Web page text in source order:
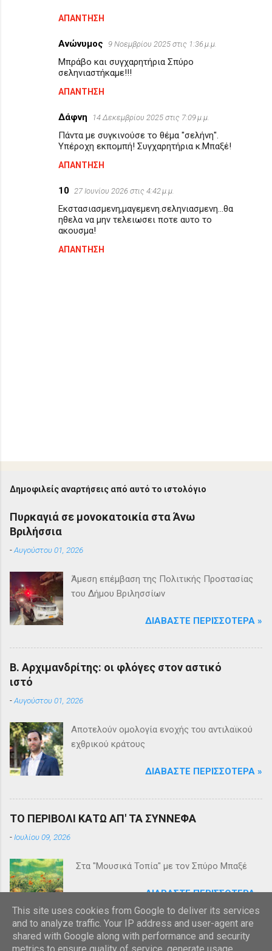
ΑΠΆΝΤΗΣΗ
Ανώνυμος 9 Νοεμβρίου 2025 στις 1:36 μ.μ.
Μπράβο και συγχαρητήρια Σπύρο
σεληνιαστήκαμε!!!
ΑΠΆΝΤΗΣΗ
Δάφνη 14 Δεκεμβρίου 2025 στις 7:09 μ.μ.
Πάντα με συγκινούσε το θέμα "σελήνη".
Υπέροχη εκπομπή! Συγχαρητήρια κ.Μπαξέ!
ΑΠΆΝΤΗΣΗ
10 27 Ιουνίου 2026 στις 4:42 μ.μ.
Εκστασιασμενη,μαγεμενη.σεληνιασμενη...θα
ηθελα να μην τελειωσει ποτε αυτο το
ακουσμα!
ΑΠΆΝΤΗΣΗ
ο
ε
υ
η
χ
ο
λ
ί
ο
Δημοφιλείς αναρτήσεις από αυτό το ιστολόγιο
Πυρκαγιά σε μονοκατοικία στα Άνω
Βριλήσσια
-Αυγούστου 01, 2026
Άμεση επέμβαση της Πολιτικής Προστασίας
του Δήμου Βριλησσίων
ΔΙΑΒΆΣΤΕ ΠΕΡΙΣΣΌΤΕΡΑ »
Β. Αρχιμανδρίτης: οι φλόγες στον αστικό
ιστό
-Αυγούστου 01, 2026
Αποτελούν ομολογία ενοχής του αντιλαϊκού
εχθρικού κράτους
ΔΙΑΒΆΣΤΕ ΠΕΡΙΣΣΌΤΕΡΑ »
ΤΟ ΠΕΡΙΒΟΛΙ ΚΑΤΩ ΑΠ' ΤΑ ΣΥΝΝΕΦΑ
- Ιουλίου 09, 2026
Στα "Μουσικά Τοπία" με τον Σπύρο Μπαξέ
ΔΙΑΒΆΣΤΕ ΠΕΡΙΣΣΌΤΕΡΑ »
This site uses cookies from Google to deliver its services
and to analyze traffic. Your IP address and user-agent are
shared with Google along with performance and security